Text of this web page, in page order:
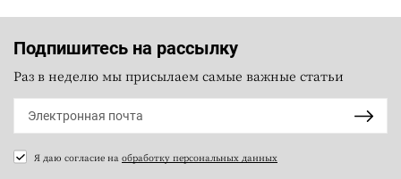
Подпишитесь на рассылку
Раз в неделю мы присылаем самые важные статьи
Я даю согласие на обработку персональных данных